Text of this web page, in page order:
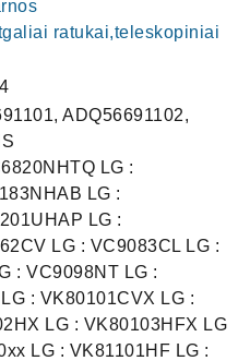
ratukai,teleskopiniai
ADQ56691102,
LG :
LG :
LG :
LG : VC9083CL LG :
: VC9098NT LG :
: VK80101CVX LG :
LG : VK80103HFX LG
LG : VK81101HF LG :